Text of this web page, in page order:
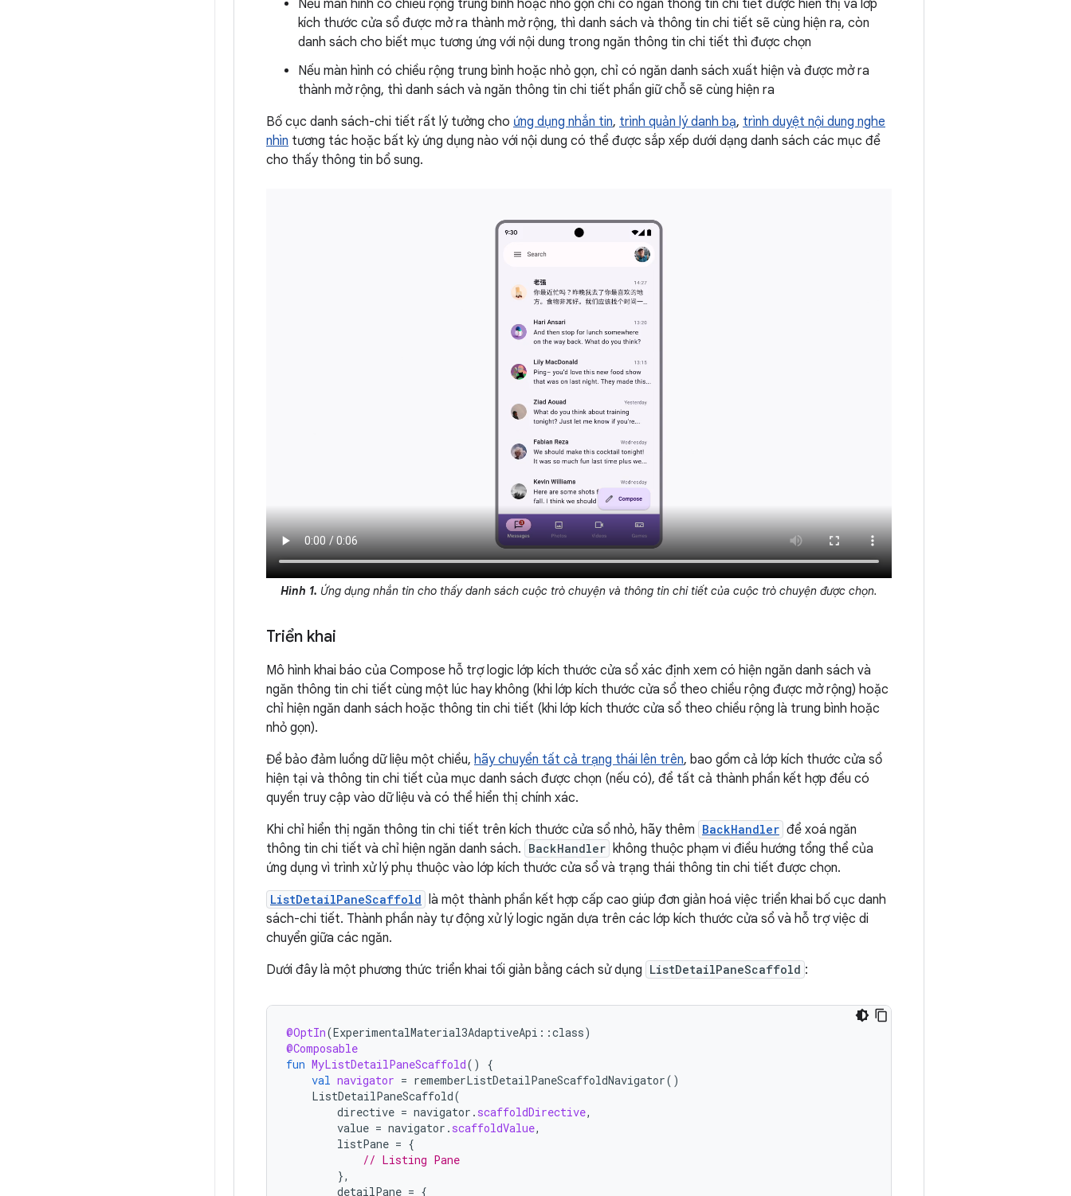
Nếu màn hình có chiều rộng trung bình hoặc nhỏ gọn chỉ có ngăn thông tin chi tiết được hiển thị và lớp
kích thước cửa sổ được mở ra thành mở rộng, thì danh sách và thông tin chi tiết sẽ cùng hiện ra, còn
danh sách cho biết mục tương ứng với nội dung trong ngăn thông tin chi tiết thì được chọn
Nếu màn hình có chiều rộng trung bình hoặc nhỏ gọn, chỉ có ngăn danh sách xuất hiện và được mở ra
thành mở rộng, thì danh sách và ngăn thông tin chi tiết phần giữ chỗ sẽ cùng hiện ra
Bố cục danh sách-chi tiết rất lý tưởng cho ứng dụng nhắn tin, trình quản lý danh bạ, trình duyệt nội dung nghe
nhìn tương tác hoặc bất kỳ ứng dụng nào với nội dung có thể được sắp xếp dưới dạng danh sách các mục để
cho thấy thông tin bổ sung.
Hình 1. Ứng dụng nhắn tin cho thấy danh sách cuộc trò chuyện và thông tin chi tiết của cuộc trò chuyện được chọn.
Triển khai
Mô hình khai báo của Compose hỗ trợ logic lớp kích thước cửa sổ xác định xem có hiện ngăn danh sách và
ngăn thông tin chi tiết cùng một lúc hay không (khi lớp kích thước cửa sổ theo chiều rộng được mở rộng) hoặc
chỉ hiện ngăn danh sách hoặc thông tin chi tiết (khi lớp kích thước cửa sổ theo chiều rộng là trung bình hoặc
nhỏ gọn).
Để bảo đảm luồng dữ liệu một chiều, hãy chuyển tất cả trạng thái lên trên, bao gồm cả lớp kích thước cửa sổ
hiện tại và thông tin chi tiết của mục danh sách được chọn (nếu có), để tất cả thành phần kết hợp đều có
quyền truy cập vào dữ liệu và có thể hiển thị chính xác.
Khi chỉ hiển thị ngăn thông tin chi tiết trên kích thước cửa sổ nhỏ, hãy thêm BackHandler để xoá ngăn
thông tin chi tiết và chỉ hiện ngăn danh sách. BackHandler không thuộc phạm vi điều hướng tổng thể của
ứng dụng vì trình xử lý phụ thuộc vào lớp kích thước cửa sổ và trạng thái thông tin chi tiết được chọn.
ListDetailPaneScaffold là một thành phần kết hợp cấp cao giúp đơn giản hoá việc triển khai bố cục danh
sách-chi tiết. Thành phần này tự động xử lý logic ngăn dựa trên các lớp kích thước cửa sổ và hỗ trợ việc di
chuyển giữa các ngăn.
Dưới đây là một phương thức triển khai tối giản bằng cách sử dụng ListDetailPaneScaffold :
@OptIn(ExperimentalMaterial3AdaptiveApi ::class)
@Composable
fun MyListDetailPaneScaffold()
{
val navigator = rememberListDetailPaneScaffoldNavigator()
ListDetailPaneScaffold(
directive = navigator . scaffoldDirective,
value = navigator . scaffoldValue,
listPane = {
// Listing Pane
},
detailPane = {